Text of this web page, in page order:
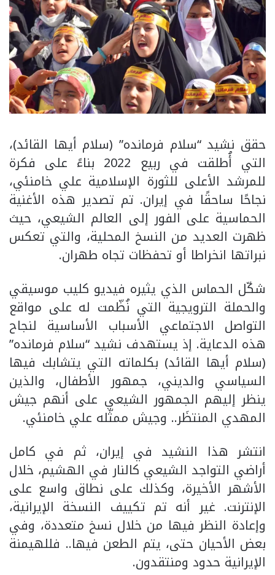
حقق نشيد “سلام فرمانده” (سلام أيها القائد)،
التي أُطلقت في ربيع 2022 بناءً على فكرة
للمرشد الأعلى للثورة الإسلامية علي خامنئي،
نجاحًا ساحقًا في إيران. تم تصدير هذه الأغنية
الحماسية على الفور إلى العالم الشيعي، حيث
ظهرت العديد من النسخ المحلية، والتي تعكس
نبراتها انخراطا أو تحفظات تجاه طهران.
شكّل الحماس الذي يثيره فيديو كليب موسيقي
والحملة الترويجية التي نُظّمت له على مواقع
التواصل الاجتماعي الأسباب الأساسية لنجاح
هذه الدعاية. إذ يستهدف نشيد “سلام فرمانده”
(سلام أيها القائد) بكلماته التي يتشابك فيها
السياسي والديني، جمهور الأطفال، والذين
ينظر إليهم الجمهور الشيعي على أنهم جيش
المهدي المنتظَر.. وجيش ممثّله علي خامنئي.
انتشر هذا النشيد في إيران، ثم في كامل
أراضي التواجد الشيعي كالنار في الهشيم، خلال
الأشهر الأخيرة، وكذلك على نطاق واسع على
الإنترنت. غير أنه تم تكييف النسخة الإيرانية،
وإعادة النظر فيها من خلال نسخ متعددة، وفي
بعض الأحيان حتى، يتم الطعن فيها.. فللهيمنة
الإيرانية حدود ومنتقدون.